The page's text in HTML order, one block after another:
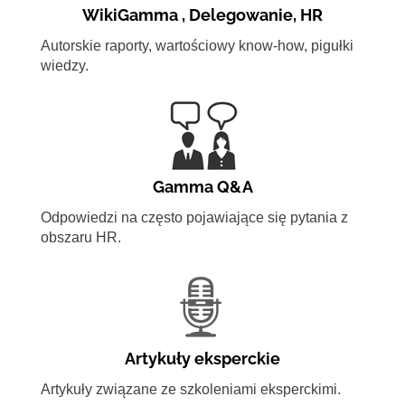
WikiGamma , Delegowanie, HR
Autorskie raporty, wartościowy know-how, pigułki
wiedzy.
Gamma Q&A
Odpowiedzi na często pojawiające się pytania z
obszaru HR.
Artykuły eksperckie
Artykuły związane ze szkoleniami eksperckimi.